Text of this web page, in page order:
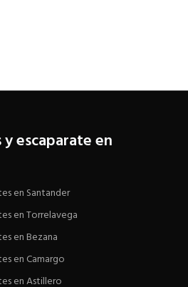
escaparate en
en Santander
en Torrelavega
en Bezana
en Camargo
en Astillero